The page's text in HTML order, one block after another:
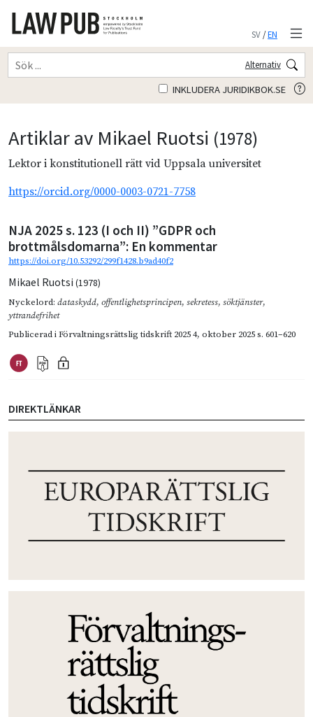
SV/EN
Alternativ
INKLUDERA JURIDIKBOK.SE
Artiklar av Mikael Ruotsi (1978)
Lektor i konstitutionell rätt vid Uppsala universitet
https://orcid.org/0000-0003-0721-7758
NJA 2025 s. 123 (I och II) ”GDPR och
brottmålsdomarna”: En kommentar
https://doi.org/10.53292/299f1428.b9ad40f2
Mikael Ruotsi (1978)
Nyckelord: dataskydd, offentlighetsprincipen, sekretess, söktjänster,
yttrandefrihet
Publicerad iFörvaltningsrättslig tidskrift 2025 4, oktober 2025s. 601–620
DIREKTLÄNKAR